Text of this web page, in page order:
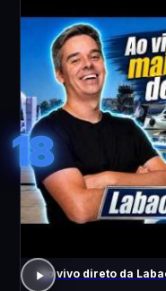
18
Ao vivo direto da